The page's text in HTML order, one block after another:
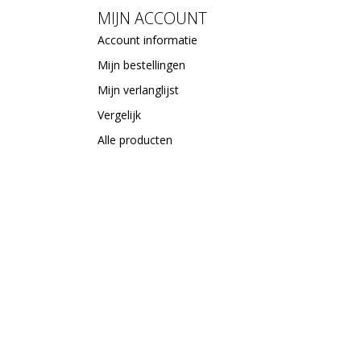
MIJN ACCOUNT
Account informatie
Mijn bestellingen
Mijn verlanglijst
Vergelijk
Alle producten